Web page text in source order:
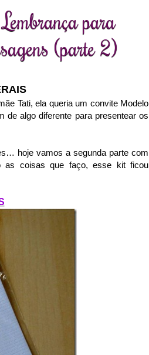
para
(parte 2)
Tati, ela queria um convite Modelo
de algo diferente para presentear os
hoje vamos a segunda parte com
as coisas que faço, esse kit ficou